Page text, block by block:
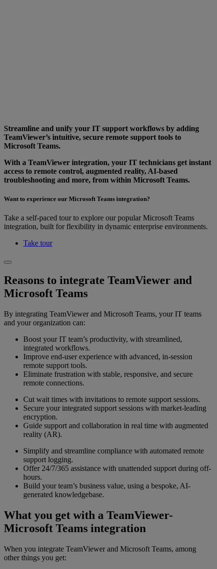
Streamline and unify your IT support workflows by adding
TeamViewer’s intuitive, secure remote support tools to
Microsoft Teams.
With a TeamViewer integration, your IT technicians get instant
access to remote control, augmented reality, AI-based
troubleshooting and more, from within Microsoft Teams.
Want to experience our Microsoft Teams integration?
Take a self-paced tour to explore our popular Microsoft Teams
integration, built for flexibility in dynamic enterprise environments.
Take tour
Reasons to integrate TeamViewer and
Microsoft Teams
By integrating TeamViewer and Microsoft Teams, your IT teams
and your organization can:
Boost your IT team’s productivity, with streamlined,
integrated workflows.
Improve end-user experience with advanced, in-session
remote support tools.
Eliminate frustration with stable, responsive, and secure
remote connections.
Cut wait times with invitations to remote support sessions.
Secure your integrated support sessions with market-leading
encryption.
Guide support and collaboration in real time with augmented
reality (AR).
Simplify and streamline compliance with automated remote
support logging.
Offer 24/7/365 assistance with unattended support during off-
hours.
Build your team’s business value, using a bespoke, AI-
generated knowledgebase.
What you get with a TeamViewer-
Microsoft Teams integration
When you integrate TeamViewer and Microsoft Teams, among
other things you get: